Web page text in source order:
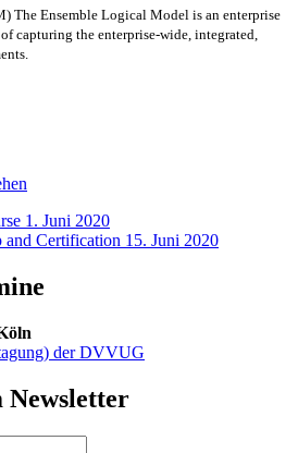
The Ensemble Logical Model is an enterprise
capturing the enterprise-wide, integrated,
1. Juni 2020
and Certification 15. Juni 2020
der DVVUG
Newsletter